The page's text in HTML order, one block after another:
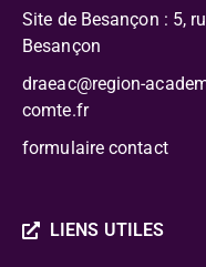
Site de Besançon : 5,
Besançon
draeac@region-
comte.fr
formulaire contact
LIENS UTILES